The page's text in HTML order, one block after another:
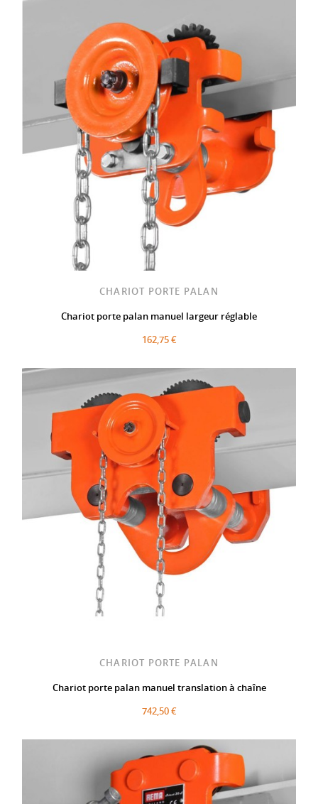
CHARIOT PORTE PALAN
Chariot porte palan manuel largeur réglable
162,75 €
CHARIOT PORTE PALAN
Chariot porte palan manuel translation à chaîne
742,50 €